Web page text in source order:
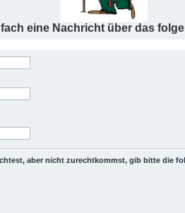
eine Nachricht über das
aber nicht zurechtkommst, gib bitte die